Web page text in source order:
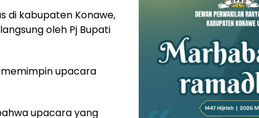
di kabupaten Konawe,
oleh Pj Bupati
memimpin upacara
upacara yang